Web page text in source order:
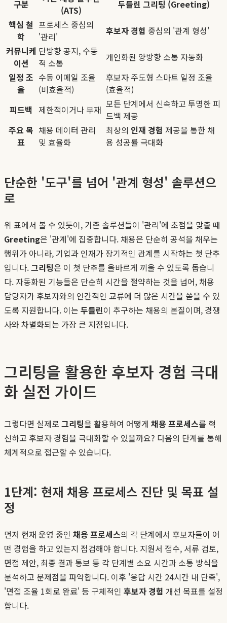
구분
(ATS)
두들린 그리팅 (Greeting)
핵심 철
학
프로세스 중심의
'관리'
후보자 경험 중심의 '관계 형성'
커뮤니케
이션
단방향 공지, 수동
적 소통
개인화된 양방향 소통 자동화
일정 조
율
수동 이메일 조율
(비효율적)
후보자 주도형 스마트 일정 조율
(효율적)
피드백 제한적이거나 부재 모든 단계에서 신속하고 투명한 피
드백 제공
주요 목
표
채용 데이터 관리
및 효율화
최상의 인재 경험 제공을 통한 채
용 성공률 극대화
단순한 '도구'를 넘어 '관계 형성' 솔루션으
로
위 표에서 볼 수 있듯이, 기존 솔루션들이 '관리'에 초점을 맞출 때
Greeting은 '관계'에 집중합니다. 채용은 단순히 공석을 채우는
행위가 아니라, 기업과 인재가 장기적인 관계를 시작하는 첫 단추
입니다.그리팅은 이 첫 단추를 올바르게 끼울 수 있도록 돕습니
다. 자동화된 기능들은 단순히 시간을 절약하는 것을 넘어, 채용
담당자가 후보자와의 인간적인 교류에 더 많은 시간을 쏟을 수 있
도록 지원합니다. 이는 두들린이 추구하는 채용의 본질이며, 경쟁
사와 차별화되는 가장 큰 지점입니다.
그리팅을 활용한 후보자 경험 극대
화 실전 가이드
그렇다면 실제로 그리팅을 활용하여 어떻게 채용 프로세스를 혁
신하고 후보자 경험을 극대화할 수 있을까요? 다음의 단계를 통해
체계적으로 접근할 수 있습니다.
1단계: 현재 채용 프로세스 진단 및 목표 설
정
먼저 현재 운영 중인 채용 프로세스의 각 단계에서 후보자들이 어
떤 경험을 하고 있는지 점검해야 합니다. 지원서 접수, 서류 검토,
면접 제안, 최종 결과 통보 등 각 단계별 소요 시간과 소통 방식을
분석하고 문제점을 파악합니다. 이후 '응답 시간 24시간 내 단축',
'면접 조율 1회로 완료' 등 구체적인 후보자 경험 개선 목표를 설정
합니다.